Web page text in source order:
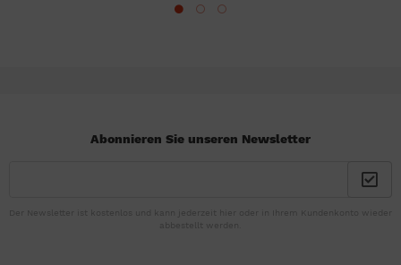
Abonnieren Sie unseren Newsletter
Der Newsletter ist kostenlos und kann jederzeit hier oder in Ihrem Kundenkonto wieder
abbestellt werden.